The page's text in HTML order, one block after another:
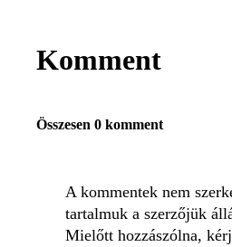
Komment
Összesen 0 komment
A kommentek nem
tartalmuk a szerzőjük
Mielőtt hozzászólna,